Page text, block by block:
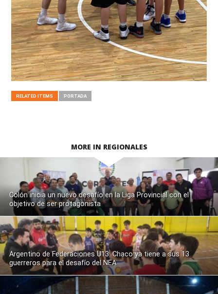
RELATED ITEMS PORTADA
MORE IN REGIONALES
Colón inicia un nuevo desafío en la Liga Provincial con el
objetivo de ser protagonista
Argentino de Federaciones U13: Chaco ya tiene a sus 13
guerreros para el desafío del NEA